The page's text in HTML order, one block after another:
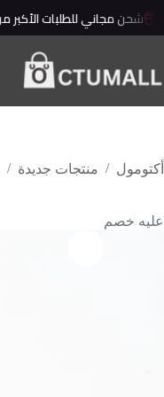
الأكبر من 2000ج
أكتومول / منتجات جديدة /
عليه خصم